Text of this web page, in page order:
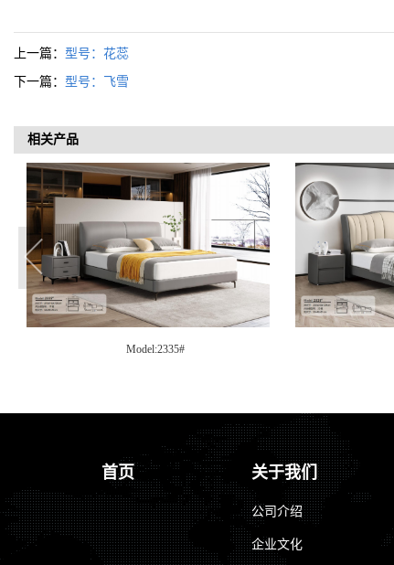
上一篇： 型号：花蕊
下一篇： 型号：飞雪
相关产品
Model:2322B#
首页 关于我们
公司介绍
企业文化